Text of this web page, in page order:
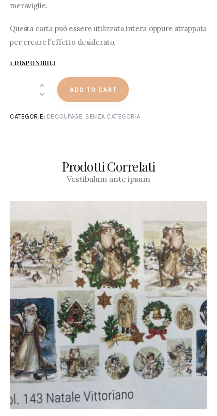
meraviglie.
Questa carta può essere utilizzata intera oppure strappata
per creare l’effetto desiderato.
1 DISPONIBILI
ADD TO CART
CATEGORIE: DECOUPAGE SENZA CATEGORIA
Prodotti Correlati
Vestibulum ante ipsum